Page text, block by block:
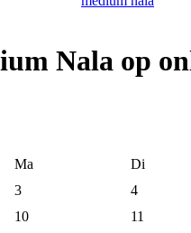
Nala op
Ma Di
3 4
10 11